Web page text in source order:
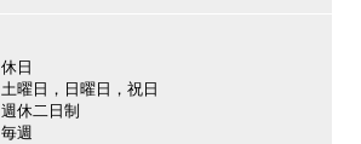
休日
土曜日，日曜日，祝日
週休二日制
毎週